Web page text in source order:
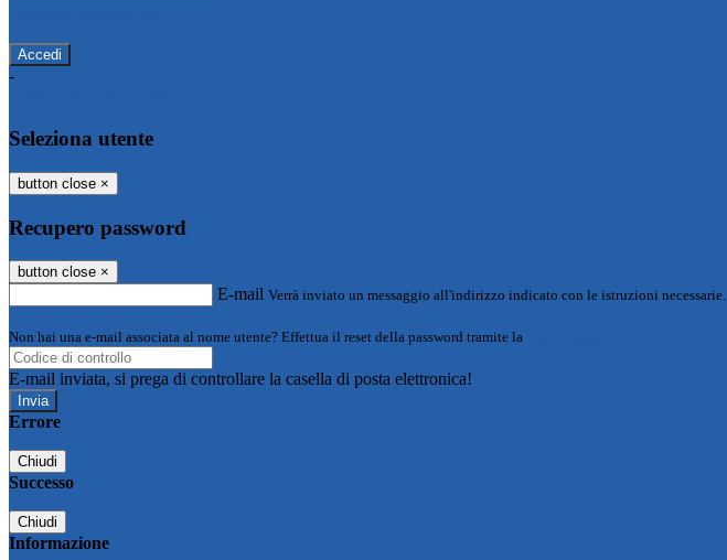
-
Seleziona utente
button close ×
Recupero password
button close ×
E-mail Verrà inviato un messaggio all'indirizzo indicato con le istruzioni necessarie.
Non hai una e-mail associata al nome utente? Effettua il reset della password tramite la
E-mail inviata, si prega di controllare la casella di posta elettronica!
Errore
Chiudi
Successo
Chiudi
Informazione